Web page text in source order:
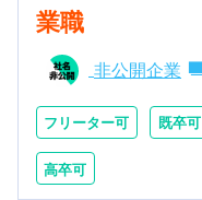
業職
非公開企業
フリーター可 既卒可
高卒可